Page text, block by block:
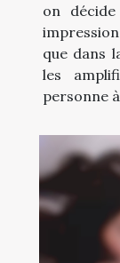
on
que dans
les
personne